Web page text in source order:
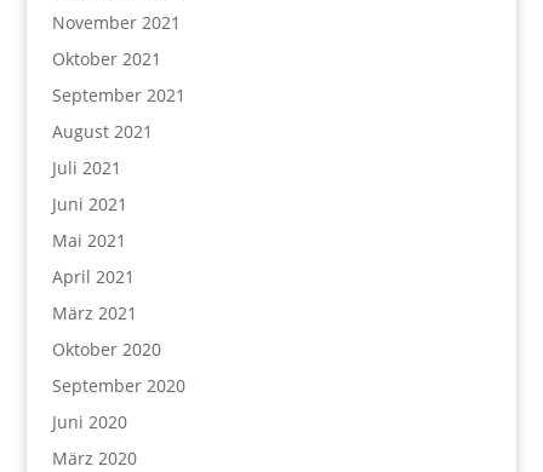
November 2021
Oktober 2021
September 2021
August 2021
Juli 2021
Juni 2021
Mai 2021
April 2021
März 2021
Oktober 2020
September 2020
Juni 2020
März 2020